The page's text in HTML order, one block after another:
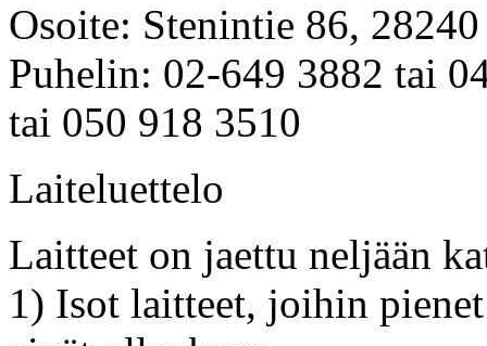
Osoite: Stenintie 86,
Puhelin: 02-649 3882 tai
tai 050 918 3510
Laiteluettelo
Laitteet on jaettu neljään
1) Isot laitteet, joihin